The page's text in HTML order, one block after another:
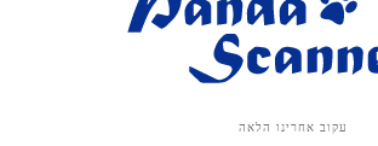
עקוב אחרינו הלאה